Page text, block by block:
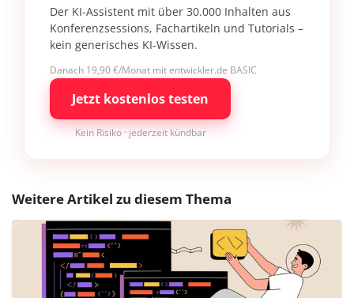
Der KI-Assistent mit über 30.000 Inhalten aus
Konferenzsessions, Fachartikeln und Tutorials –
kein generisches KI-Wissen.
Danach 19,90 €/Monat mit entwickler.de BASIC
Jetzt kostenlos testen
Kein Risiko · jederzeit kündbar
Weitere Artikel zu diesem Thema